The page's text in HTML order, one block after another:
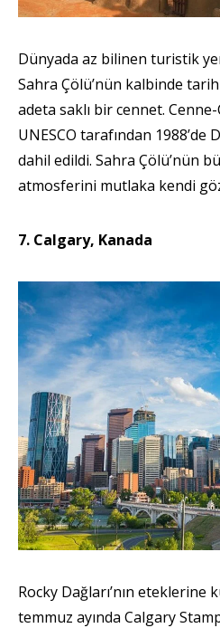
Dünyada az bilinen turistik
Sahra Çölü’nün kalbinde
adeta saklı bir cennet.
UNESCO tarafından 1988’de
dahil edildi. Sahra Çölü’nün
atmosferini mutlaka kendi
7. Calgary, Kanada
Rocky Dağları’nın eteklerine
temmuz ayında Calgary